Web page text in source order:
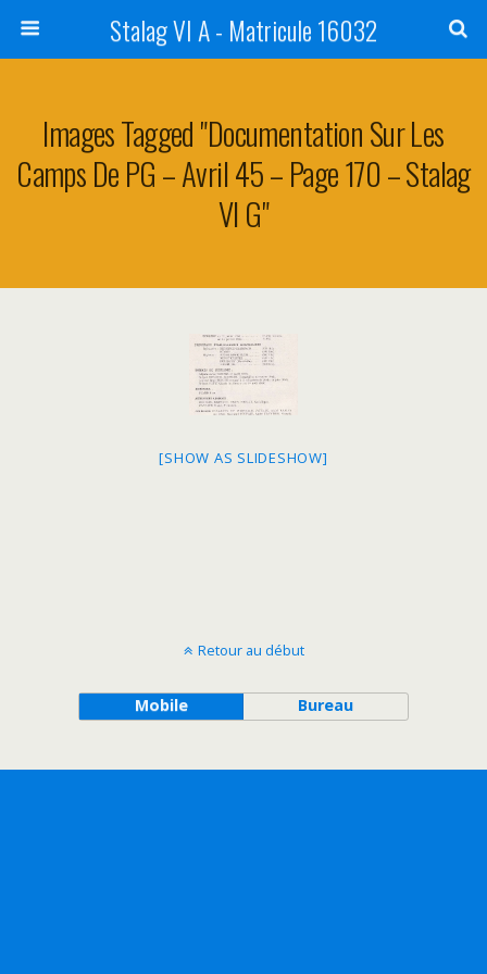
Stalag VI A - Matricule 16032
Images Tagged "Documentation Sur Les
Camps De PG – Avril 45 – Page 170 – Stalag
VI G"
[SHOW AS SLIDESHOW]
Retour au début
Mobile Bureau